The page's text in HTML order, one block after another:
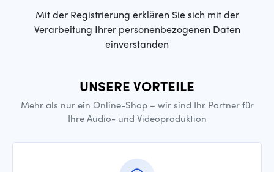
Mit der Registrierung erklären Sie sich mit der
Verarbeitung Ihrer personenbezogenen Daten
einverstanden
UNSERE VORTEILE
Mehr als nur ein Online-Shop – wir sind Ihr Partner für
Ihre Audio- und Videoproduktion